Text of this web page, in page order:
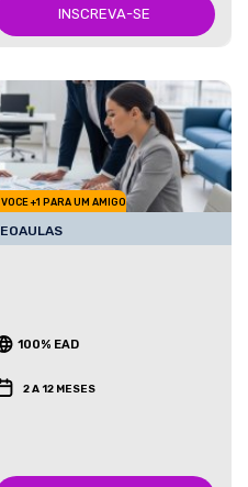
INSCREVA-SE
+1 PARA UM AMIGO
100% EAD
2 A 12 MESES